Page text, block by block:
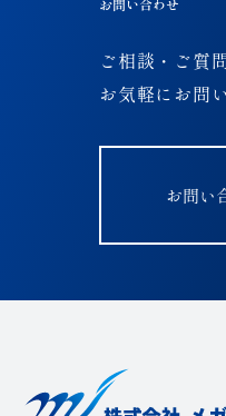
お問い合わせ
ご相談・ご質
お気軽にお問
お問い